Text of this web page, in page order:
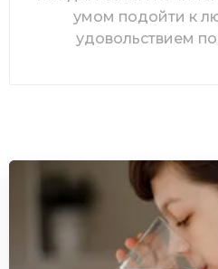
умом подойти к
удовольствием